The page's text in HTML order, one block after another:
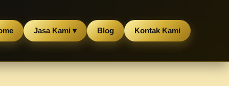
Jasa Kami ▾ Blog Kontak Kami